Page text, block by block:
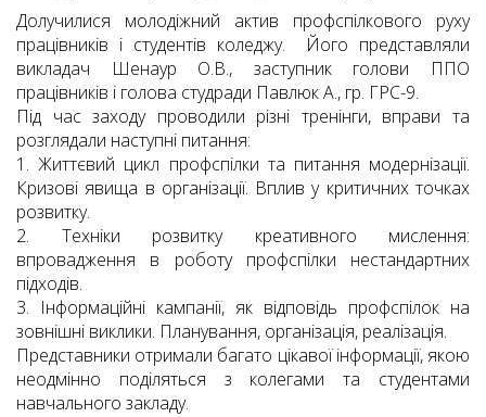
Долучилися молодіжний актив профспілкового руху
працівників і студентів коледжу. Його представляли
викладач Шенаур О.В., заступник голови ППО
працівників і голова студради Павлюк А., гр. ГРС-9.
Під час заходу проводили різні тренінги, вправи та
розглядали наступні питання:
1. Життєвий цикл профспілки та питання модернізації.
Кризові явища в організації. Вплив у критичних точках
розвитку.
2. Техніки розвитку креативного мислення:
впровадження в роботу профспілки нестандартних
підходів.
3. Інформаційні кампанії, як відповідь профспілок на
зовнішні виклики. Планування, організація, реалізація.
Представники отримали багато цікавої інформації, якою
неодмінно поділяться з колегами та студентами
навчального закладу.